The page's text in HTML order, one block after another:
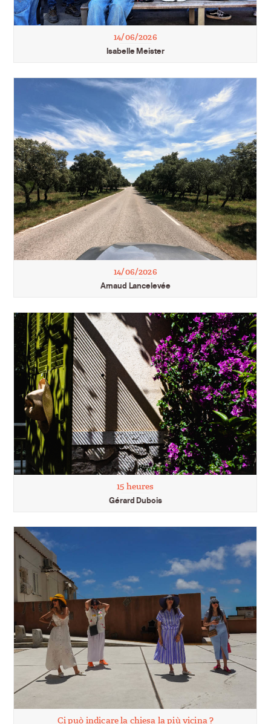
14/06/2026
Isabelle Meister
14/06/2026
Arnaud Lancelevée
15 heures
Gérard Dubois
Ci può indicare la chiesa la più vicina ?